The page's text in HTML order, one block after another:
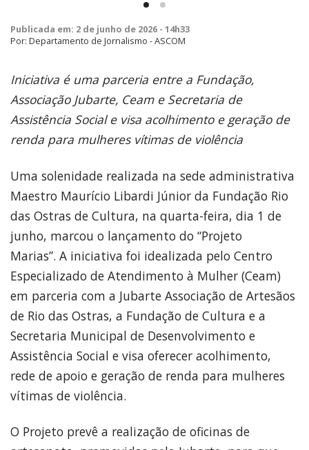
Publicada em: 2 de junho de 2026 - 14h33
Por: Departamento de Jornalismo - ASCOM
Iniciativa é uma parceria entre a Fundação,
Associação Jubarte, Ceam e Secretaria de
Assistência Social e visa acolhimento e geração de
renda para mulheres vítimas de violência
Uma solenidade realizada na sede administrativa
Maestro Maurício Libardi Júnior da Fundação Rio
das Ostras de Cultura, na quarta-feira, dia 1 de
junho, marcou o lançamento do “Projeto
Marias”. A iniciativa foi idealizada pelo Centro
Especializado de Atendimento à Mulher (Ceam)
em parceria com a Jubarte Associação de Artesãos
de Rio das Ostras, a Fundação de Cultura e a
Secretaria Municipal de Desenvolvimento e
Assistência Social e visa oferecer acolhimento,
rede de apoio e geração de renda para mulheres
vítimas de violência.
O Projeto prevê a realização de oficinas de